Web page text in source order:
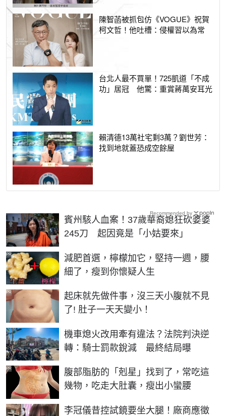
陳智菡被抓包仿《VOGUE》祝賀
柯文哲！他吐槽：侵權習以為常
台北人最不買單！725凱道「不成
功」居冠 他驚：重賞蔣萬安耳光
賴清德13萬社宅剩3萬？劉世芳：
找到地就蓋恐成空餘屋
賓州駭人血案！37歲華裔媳狂砍婆婆
245刀 起因竟是「小姑要來」
減肥首選，檸檬加它，堅持一週，腰
細了，瘦到你懷疑人生
PR
起床就先做件事，沒三天小腹就不見
了! 肚子一天天變小！
PR
機車熄火改用牽有違法？法院判決逆
轉：騎士罰款銳減 最終結局曝
腹部脂肪的「剋星」找到了，常吃這
幾物，吃走大肚囊，瘦出小蠻腰
PR
李冠儀昔控試鏡要坐大腿！廠商應徵
Recommended by